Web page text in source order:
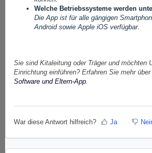
Welche Betriebssysteme werden
Die App ist für alle gängigen
Android sowie Apple iOS verfügbar.
Sie sind Kitaleitung oder Träger und möchten
Einrichtung einführen? Erfahren Sie mehr
Software und Eltern-App.
War diese Antwort hilfreich? Ja